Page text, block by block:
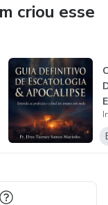
criou esse